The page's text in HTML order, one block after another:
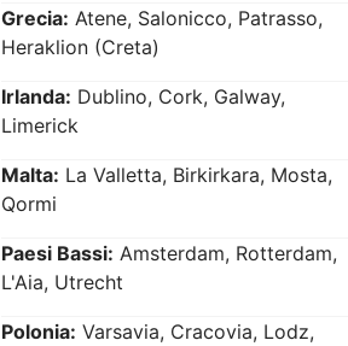
Grecia: Atene, Salonicco, Patrasso,
Heraklion (Creta)
Irlanda: Dublino, Cork, Galway,
Limerick
Malta: La Valletta, Birkirkara, Mosta,
Qormi
Paesi Bassi: Amsterdam, Rotterdam,
L'Aia, Utrecht
Polonia: Varsavia, Cracovia, Lodz,